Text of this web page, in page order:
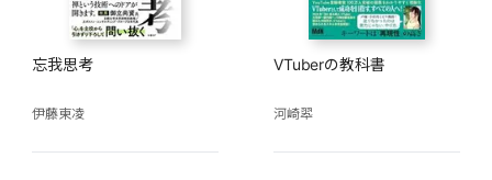
忘我思考
伊藤東凌
VTuberの教科書
河崎翆